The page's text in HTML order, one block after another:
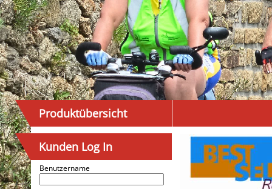
Produktübersicht
Kunden Log In
Benutzername